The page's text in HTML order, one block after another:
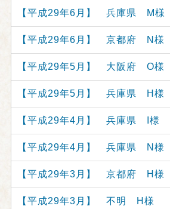
【平成29年6月】 兵庫県 M様
【平成29年6月】 京都府 N様
【平成29年5月】 大阪府 O様
【平成29年5月】 兵庫県 H様
【平成29年4月】 兵庫県 I様
【平成29年4月】 兵庫県 N様
【平成29年3月】 京都府 H様
【平成29年3月】 不明 H様